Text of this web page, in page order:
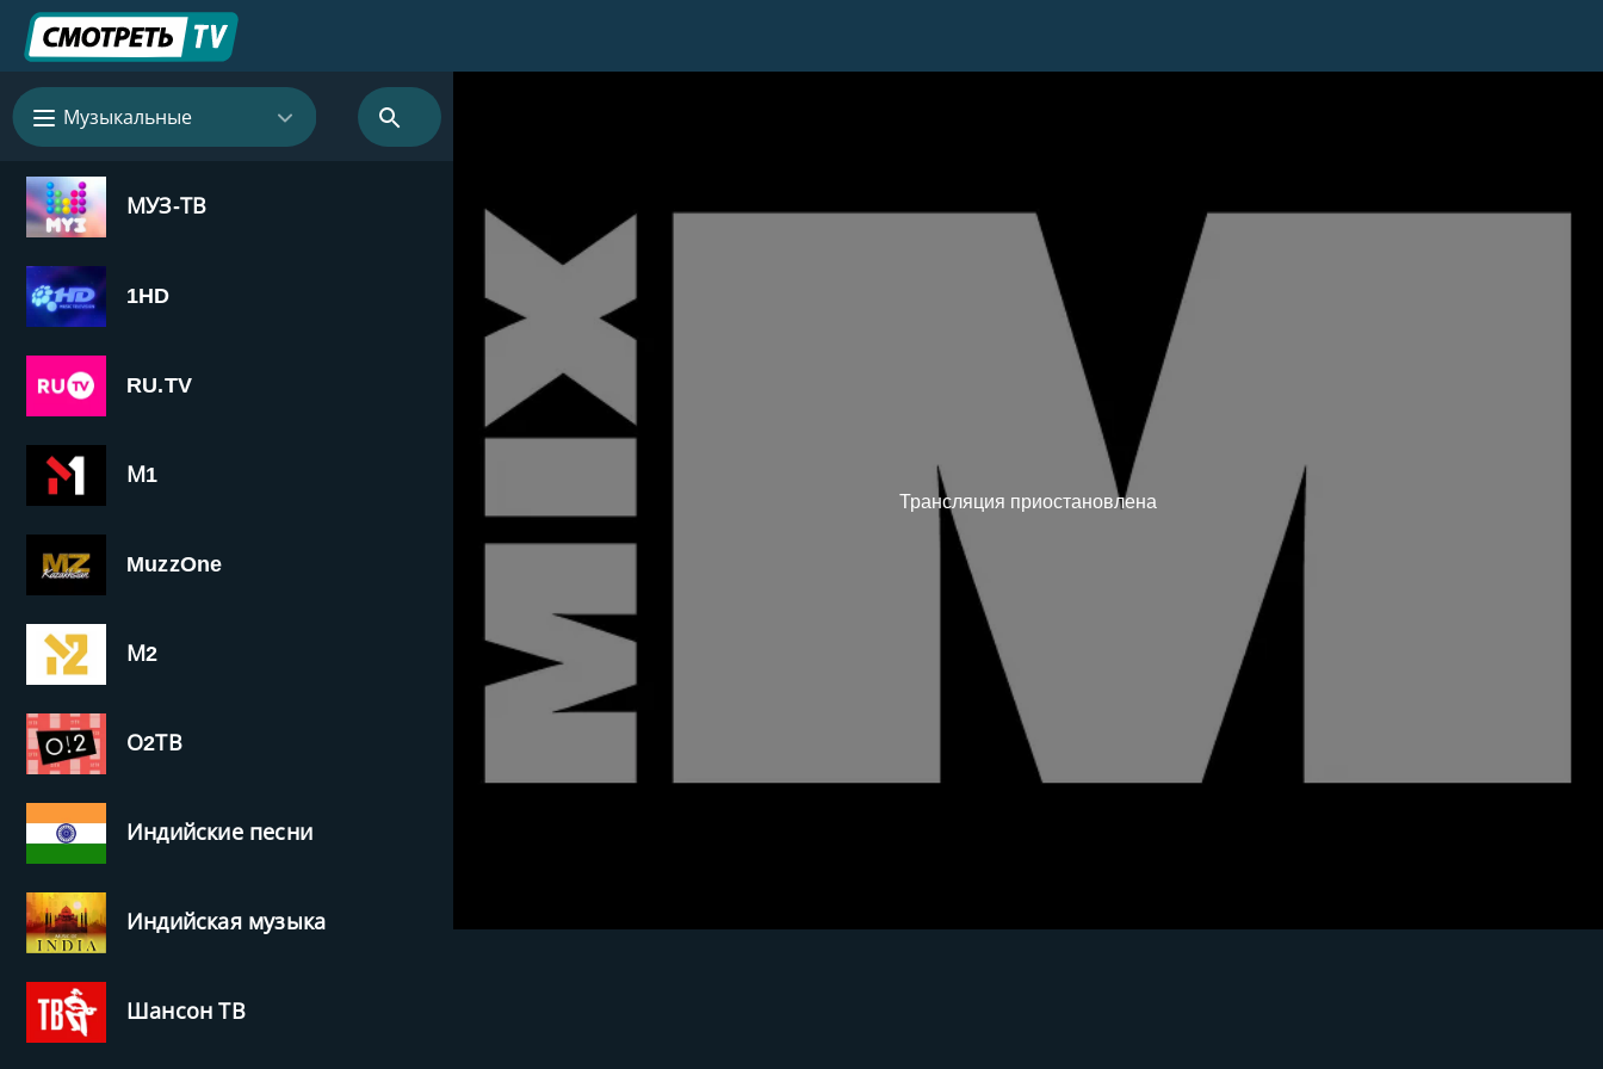
Музыкальные
МУЗ-ТВ
1HD
RU.TV
М1
MuzzOne
М2
О2ТВ
Индийские песни
Индийская музыка
Шансон ТВ